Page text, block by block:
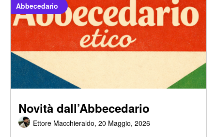
Abbecedario
Novità dall’Abbecedario
Ettore Macchieraldo,20 Maggio, 2026